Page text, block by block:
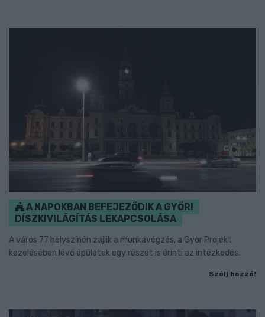
A NAPOKBAN BEFEJEZŐDIK A GYŐRI
DÍSZKIVILÁGÍTÁS LEKAPCSOLÁSA
A város 77 helyszínén zajlik a munkavégzés, a Győr Projekt
kezelésében lévő épületek egy részét is érinti az intézkedés.
Szólj hozzá!